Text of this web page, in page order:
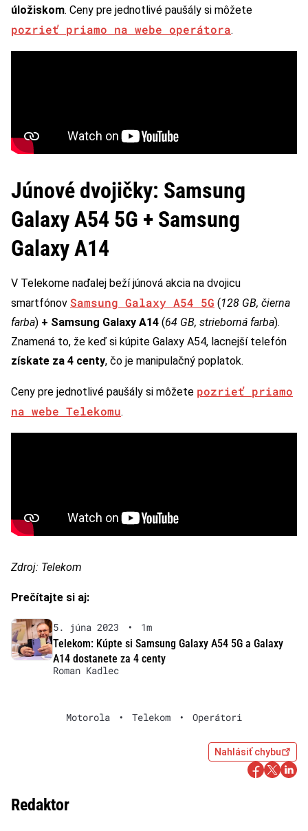
úložiskom. Ceny pre jednotlivé paušály si môžete
pozrieť priamo na webe operátora.
Júnové dvojičky: Samsung
Galaxy A54 5G + Samsung
Galaxy A14
V Telekome naďalej beží júnová akcia na dvojicu
smartfónov Samsung Galaxy A54 5G (128 GB, čierna
farba) + Samsung Galaxy A14 (64 GB, strieborná farba).
Znamená to, že keď si kúpite Galaxy A54, lacnejší telefón
získate za 4 centy, čo je manipulačný poplatok.
Ceny pre jednotlivé paušály si môžete pozrieť priamo
na webe Telekomu.
Zdroj: Telekom
Prečítajte si aj:
5. júna 2023 •
1m
Telekom: Kúpte si Samsung Galaxy A54 5G a Galaxy
A14 dostanete za 4 centy
Roman Kadlec
Motorola • Telekom • Operátori
Nahlásiť chybu
Redaktor